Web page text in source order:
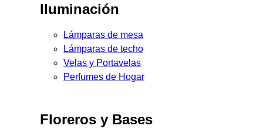
Iluminación
Lámparas de mesa
Lámparas de techo
Velas y Portavelas
Perfumes de Hogar
Floreros y Bases